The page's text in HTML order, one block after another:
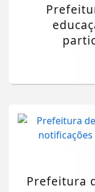
Prefeitura